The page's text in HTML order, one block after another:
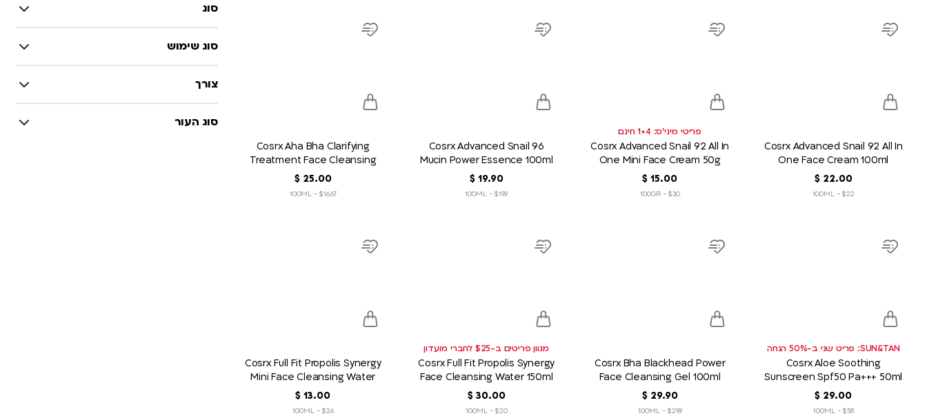
product
link
Add
Cosrx Advanced Snail 92 All In
One Face Cream 100ml
22.00
$
$22 - 100ML
product
link
Add
פריטי מיני'ס: 1+4 חינם
Cosrx Advanced Snail 92 All In
One Mini Face Cream 50g
15.00
‏
$
$30 - 100GR
product
link
Add
Cosrx Advanced Snail 96
Mucin Power Essence 100ml
19.90
$
$19.9 - 100ML
product
link
Add
Cosrx Aha Bha Clarifying
Treatment Face Cleansing
Water 150ml
25.00
$
$16.67 - 100ML
product
link
Add
SUN&TAN: פריט שני ב-50% הנחה
Cosrx Aloe Soothing
Sunscreen Spf50 Pa+++ 50ml
29.00
$
$58 - 100ML
product
link
Add
Cosrx Bha Blackhead Power
Face Cleansing Gel 100ml
29.90
$
$29.9 - 100ML
product
link
Add
מגוון פריטים ב-$25 לחברי מועדון
Cosrx Full Fit Propolis Synergy
Face Cleansing Water 150ml
30.00
‏
$
$20 - 100ML
product
link
Add
Cosrx Full Fit Propolis Synergy
Mini Face Cleansing Water
50ml
13.00
‏
$
$26 - 100ML
סוג
סוג שימוש
צורך
סוג העור